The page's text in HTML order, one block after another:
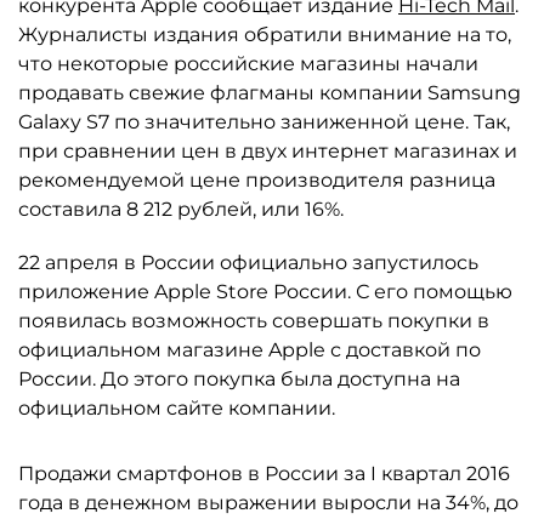
конкурента Apple сообщает издание Hi-Tech Mail.
Журналисты издания обратили внимание на то,
что некоторые российские магазины начали
продавать свежие флагманы компании Samsung
Galaxy S7 по значительно заниженной цене. Так,
при сравнении цен в двух интернет магазинах и
рекомендуемой цене производителя разница
составила 8 212 рублей, или 16%.
22 апреля в России официально запустилось
приложение Apple Store России. С его помощью
появилась возможность совершать покупки в
официальном магазине Apple с доставкой по
России. До этого покупка была доступна на
официальном сайте компании.
Продажи смартфонов в России за I квартал 2016
года в денежном выражении выросли на 34%, до